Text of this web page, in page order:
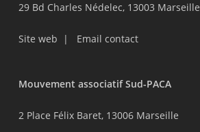
29 Bd Charles Nédelec, 13003 Marseille
Site web | Email contact
Mouvement associatif Sud-PACA
2 Place Félix Baret, 13006 Marseille